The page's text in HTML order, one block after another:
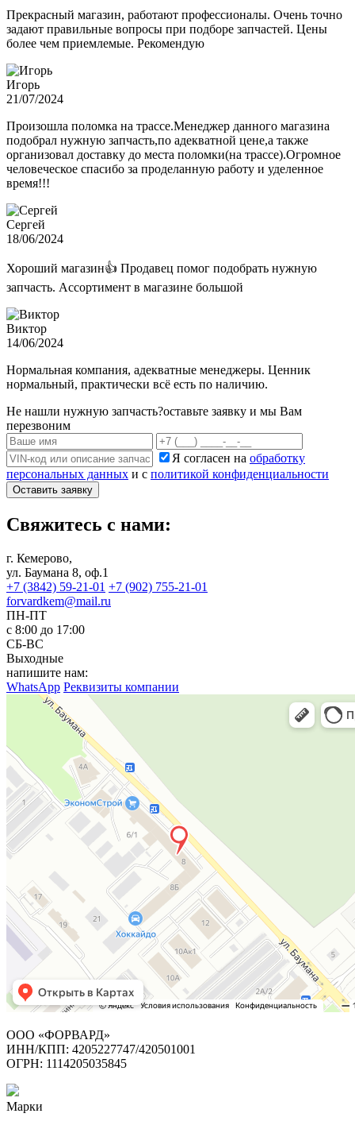
Прекрасный магазин, работают профессионалы. Очень точно
задают правильные вопросы при подборе запчастей. Цены
более чем приемлемые. Рекомендую
Игорь
21/07/2024
Произошла поломка на трассе.Менеджер данного магазина
подобрал нужную запчасть,по адекватной цене,а также
организовал доставку до места поломки(на трассе).Огромное
человеческое спасибо за проделанную работу и уделенное
время!!!
Сергей
18/06/2024
Хороший магазин👍 Продавец помог подобрать нужную
запчасть. Ассортимент в магазине большой
Виктор
14/06/2024
Нормальная компания, адекватные менеджеры. Ценник
нормальный, практически всё есть по наличию.
Не нашли нужную запчасть?оставьте заявку и мы Вам
перезвоним
Я согласен на обработку
персональных данных и с политикой конфиденциальности
Оставить заявку
Свяжитесь с нами:
г. Кемерово,
ул. Баумана 8, оф.1
+7 (3842) 59-21-01 +7 (902) 755-21-01
forvardkem@mail.ru
ПН-ПТ
с 8:00 до 17:00
СБ-ВС
Выходные
напишите нам:
WhatsApp Реквизиты компании
ООО «ФОРВАРД»
ИНН/КПП: 4205227747/420501001
ОГРН: 1114205035845
Марки